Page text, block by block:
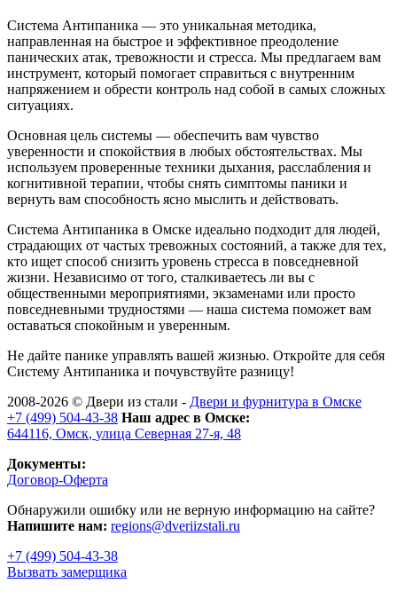
Система Антипаника — это уникальная методика,
направленная на быстрое и эффективное преодоление
панических атак, тревожности и стресса. Мы предлагаем вам
инструмент, который помогает справиться с внутренним
напряжением и обрести контроль над собой в самых сложных
ситуациях.
Основная цель системы — обеспечить вам чувство
уверенности и спокойствия в любых обстоятельствах. Мы
используем проверенные техники дыхания, расслабления и
когнитивной терапии, чтобы снять симптомы паники и
вернуть вам способность ясно мыслить и действовать.
Система Антипаника в Омске идеально подходит для людей,
страдающих от частых тревожных состояний, а также для тех,
кто ищет способ снизить уровень стресса в повседневной
жизни. Независимо от того, сталкиваетесь ли вы с
общественными мероприятиями, экзаменами или просто
повседневными трудностями — наша система поможет вам
оставаться спокойным и уверенным.
Не дайте панике управлять вашей жизнью. Откройте для себя
Систему Антипаника и почувствуйте разницу!
2008-2026 © Двери из стали - Двери и фурнитура в Омске
+7 (499) 504-43-38 Наш адрес в Омске:
644116, Омск, улица Северная 27-я, 48
Документы:
Договор-Оферта
Обнаружили ошибку или не верную информацию на сайте?
Напишите нам: regions@dveriizstali.ru
+7 (499) 504-43-38
Вызвать замерщика